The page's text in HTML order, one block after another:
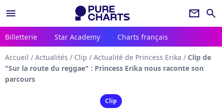
menu newsletter search
Billetterie Star Academy Charts français
Accueil / Actualités / Clip / Actualité de Princess Erika / Clip de
"Sur la route du reggae" : Princess Erika nous raconte son
parcours
Clip